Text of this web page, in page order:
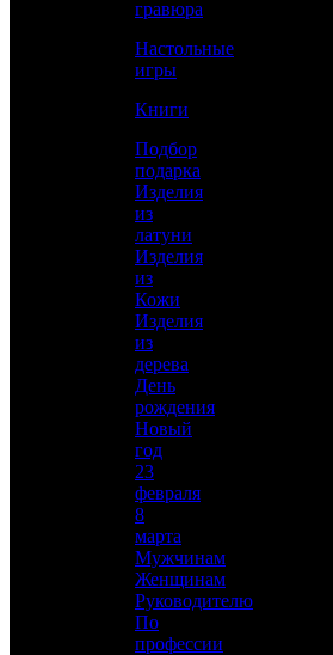
Визитница Длина
Визитница Ширина
Слесарные, Полировка, Рисовка
Гравирование по лаку, Травление,
Подрезка штихелем,
Золочение, Ювелирные
Латунь, Никель, Золото, Фианит
Для добавления товара в избранное,
АВТОРИЗОВАТЬСЯ ОТМЕНА
гравюра
Настольные
игры
Книги
Подбор
подарка
Изделия
из
латуни
Изделия
из
Кожи
Изделия
из
дерева
День
рождения
Новый
год
23
февраля
8
марта
Мужчинам
Женщинам
Руководителю
По
профессии